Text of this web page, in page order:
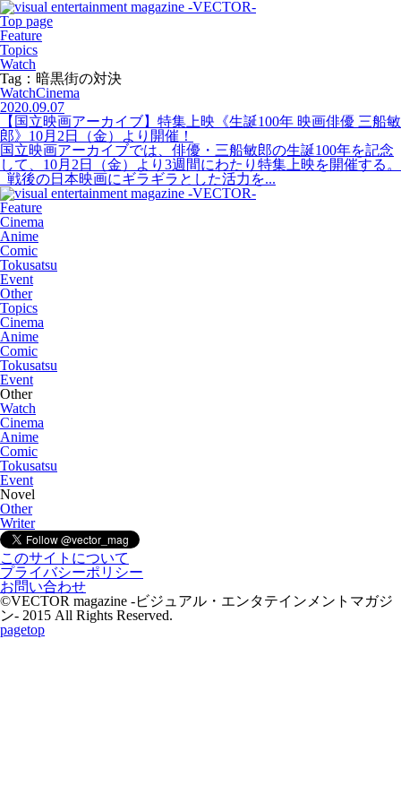
Top page
Feature
Topics
Watch
Tag：暗黒街の対決
WatchCinema
2020.09.07
【国立映画アーカイブ】特集上映《生誕100年 映画俳優 三船敏
郎》10月2日（金）より開催！
国立映画アーカイブでは、俳優・三船敏郎の生誕100年を記念
して、10月2日（金）より3週間にわたり特集上映を開催する。
戦後の日本映画にギラギラとした活力を...
Feature
Cinema
Anime
Comic
Tokusatsu
Event
Other
Topics
Cinema
Anime
Comic
Tokusatsu
Event
Other
Watch
Cinema
Anime
Comic
Tokusatsu
Event
Novel
Other
Writer
このサイトについて
プライバシーポリシー
お問い合わせ
©VECTOR magazine -ビジュアル・エンタテインメントマガジ
ン- 2015 All Rights Reserved.
pagetop